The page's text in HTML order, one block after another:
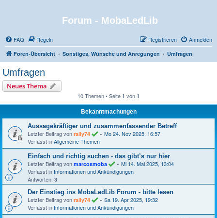
Forum - MobaLedLib
FAQ Regeln Anmelden
Registrieren
Foren-Übersicht Sonstiges, Wünsche und Anregungen Umfragen
Umfragen
Neues Thema
10 Themen • Seite 1 von 1
Bekanntmachungen
Aussagekräftiger und zusammenfassender Betreff
Letzter Beitrag von raily74 « Mo 24. Nov 2025, 16:57
Verfasst inAllgemeine Themen
Einfach und richtig suchen - das gibt’s nur hier
Letzter Beitrag von marcosmoba « Mi 14. Mai 2025, 13:04
Verfasst in Informationen und Ankündigungen
Antworten: 3
Der Einstieg ins MobaLedLib Forum - bitte lesen
Letzter Beitrag von raily74 « Sa 19. Apr 2025, 19:32
Verfasst in Informationen und Ankündigungen